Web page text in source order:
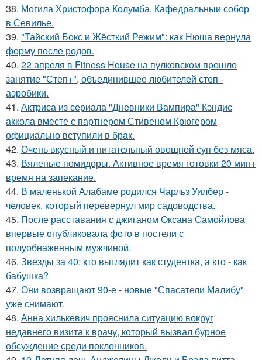
38. Могила Христофора Колумба, Кафедральныи собор
в Севилье.
39. "Тайский Бокс и Жёсткий Режим": как Нюша вернула
форму после родов.
40. 22 апреля в Fitness House на пулковском прошло
занятие "Степ+", объединившее любителей степ -
аэробики.
41. Актриса из сериала "Дневники Вампира" Кэндис
аккола вместе с партнером Стивеном Крюгером
официально вступили в брак.
42. Очень вкусный и питательный овощной суп без мяса.
43. Вяленые помидоры. Активное время готовки 20 мин+
время на запекание.
44. В маленькой Алабаме родился Чарльз Уилбер -
человек, который перевернул мир садоводства.
45. После расставания с джиганом Оксана Самойлова
впервые опубликовала фото в постели с
полуобнаженным мужчиной.
46. Звезды за 40: кто выглядит как студентка, а кто - как
бабушка?
47. Они возвращают 90-е - новые "Спасатели Малибу"
уже снимают.
48. Анна хилькевич прояснила ситуацию вокруг
недавнего визита к врачу, который вызвал бурное
обсуждение среди поклонников.